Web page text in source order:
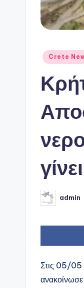
Αναρτήθηκε
Crete
Συγγραφέας:
admin
Στις 05/05